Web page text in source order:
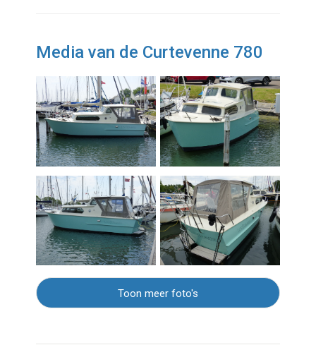
Media van de Curtevenne 780
Toon meer foto's